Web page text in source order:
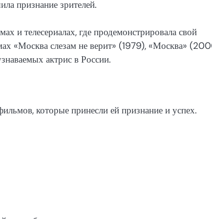
признание зрителей.
и телесериалах, где продемонстрировала свой
«Москва слезам не верит» (1979), «Москва»
актрис в России.
которые принесли ей признание и успех.